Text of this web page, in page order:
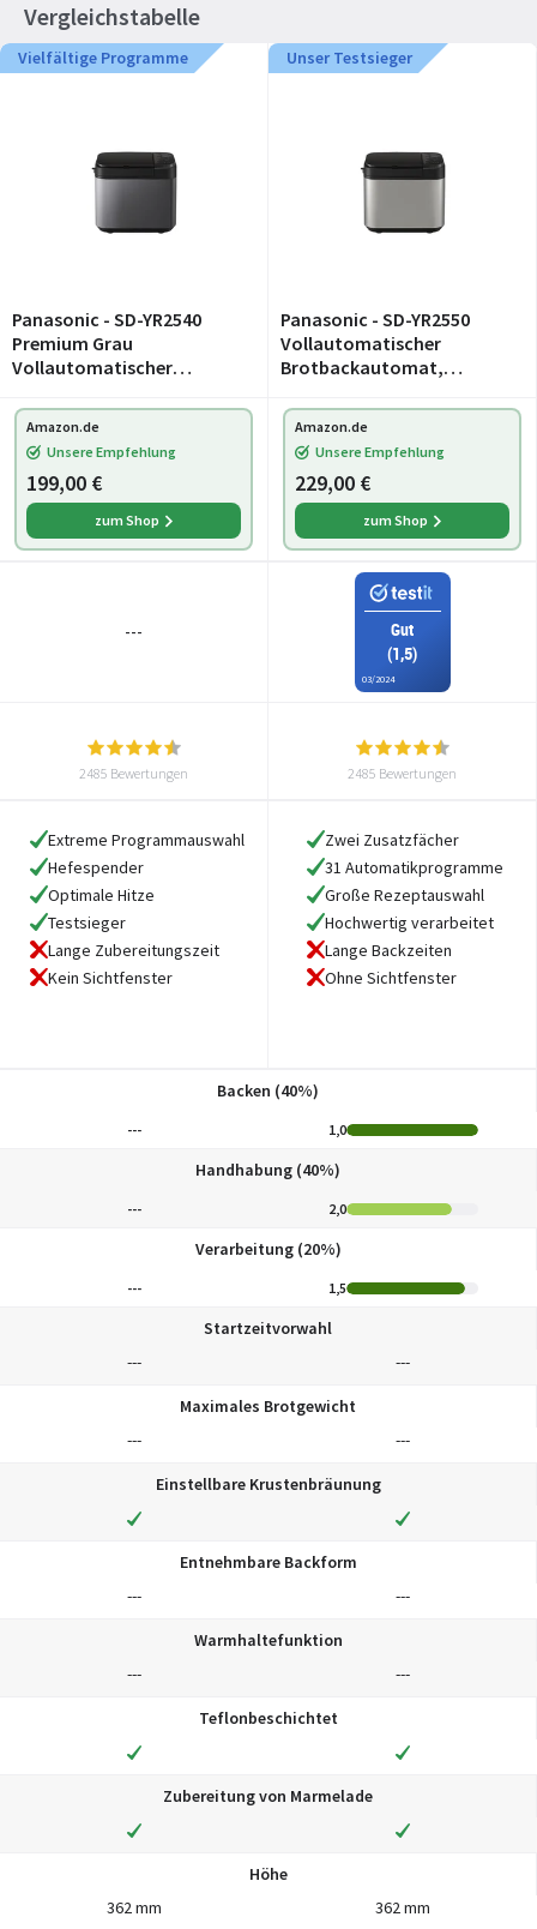
Vergleichstabelle
Vielfältige Programme
Panasonic - SD-YR2540
Premium Grau
Vollautomatischer
horizontales Design und
Hefespender, 32
automatische
Programme, zwei
Temperatursensoren, 13-
Unser Testsieger
Panasonic - SD-YR2550
Vollautomatischer
Brotbackautomat,
Rosinen-Nussverteiler und
Hefespender, 31
automatische
Programme, zwei
Temperatursen
Amazon.de
Unsere Empfehlung
199,00 €
zum Shop
Amazon.de
Unsere Empfehlung
229,00 €
zum Shop
---
Gut
(1,5)
03/2024
2485 Bewertungen 2485 Bewertungen
Extreme Programmauswahl
Hefespender
Optimale Hitze
Testsieger
Lange Zubereitungszeit
Kein Sichtfenster
Zwei Zusatzfächer
31 Automatikprogramme
Große Rezeptauswahl
Hochwertig verarbeitet
Lange Backzeiten
Ohne Sichtfenster
Backen (40%)
--- 1,0
Handhabung (40%)
--- 2,0
Verarbeitung (20%)
--- 1,5
Startzeitvorwahl
---
---
Maximales Brotgewicht
---
---
Einstellbare Krustenbräunung
Entnehmbare Backform
---
---
Warmhaltefunktion
---
---
Teflonbeschichtet
Zubereitung von Marmelade
Höhe
362 mm
362 mm